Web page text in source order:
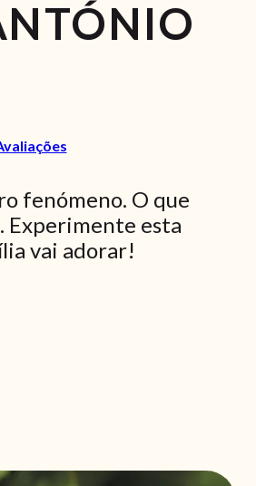
fenómeno. O que
Experimente esta
vai adorar!